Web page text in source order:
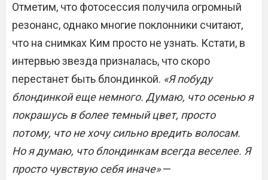
Отметим, что фотосессия получила огромный
резонанс, однако многие поклонники считают,
что на снимках Ким просто не узнать. Кстати, в
интервью звезда призналась, что скоро
перестанет быть блондинкой. «Я побуду
блондинкой еще немного. Думаю, что осенью я
покрашусь в более темный цвет, просто
потому, что не хочу сильно вредить волосам.
Но я думаю, что блондинкам всегда веселее. Я
просто чувствую себя иначе»—